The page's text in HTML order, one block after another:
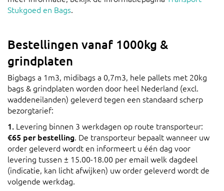
Stukgoed en Bags.
Bestellingen vanaf 1000kg &
grindplaten
Bigbags a 1m3, midibags a 0,7m3, hele pallets met 20kg
bags & grindplaten worden door heel Nederland (excl.
waddeneilanden) geleverd tegen een standaard scherp
bezorgtarief:
1. Levering binnen 3 werkdagen op route transporteur:
€65 per bestelling. De transporteur bepaalt wanneer uw
order geleverd wordt en informeert u één dag voor
levering tussen ± 15.00-18.00 per email welk dagdeel
(indicatie, kan licht afwijken) uw order geleverd wordt de
volgende werkdag.